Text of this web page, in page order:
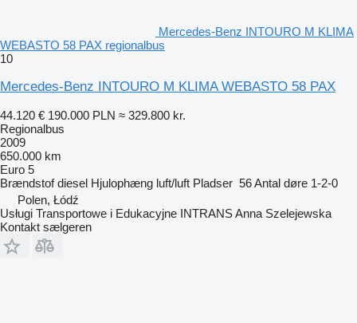
Mercedes-Benz INTOURO M KLIMA
WEBASTO 58 PAX regionalbus
10
Mercedes-Benz INTOURO M KLIMA WEBASTO 58 PAX
44.120 € 190.000 PLN ≈ 329.800 kr.
Regionalbus
2009
650.000 km
Euro 5
Brændstof diesel Hjulophæng luft/luft Pladser 56Antal døre 1-2-0
Polen, Łódź
Usługi Transportowe i Edukacyjne INTRANS Anna Szelejewska
Kontakt sælgeren